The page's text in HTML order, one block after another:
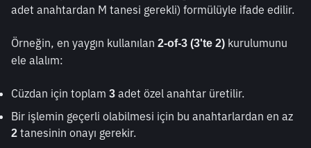
adet anahtardan M tanesi gerekli) formülüyle ifade edilir.
Örneğin, en yaygın kullanılan 2-of-3 (3'te 2) kurulumunu
ele alalım:
Cüzdan için toplam 3 adet özel anahtar üretilir.
2 tanesinin onayı gerekir.